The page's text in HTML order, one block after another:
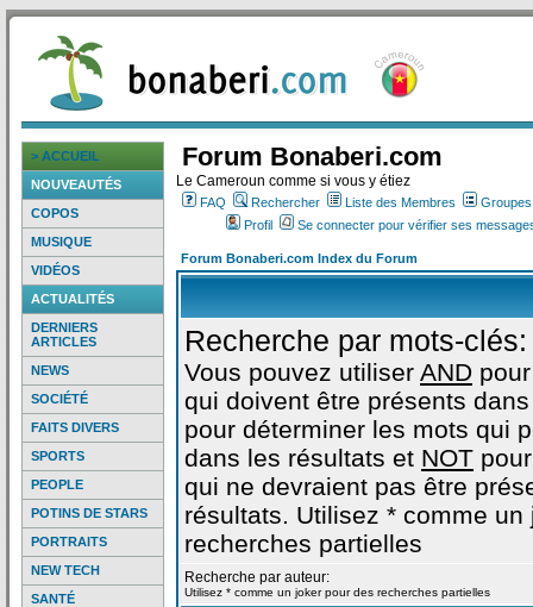
> ACCUEIL
NOUVEAUTÉS
COPOS
MUSIQUE
VIDÉOS
ACTUALITÉS
DERNIERS
ARTICLES
NEWS
SOCIÉTÉ
FAITS DIVERS
SPORTS
PEOPLE
POTINS DE STARS
PORTRAITS
NEW TECH
SANTÉ
Forum Bonaberi.com
Le Cameroun comme si vous y étiez
FAQ Rechercher Liste des Membres
Profil
Se connecter pour vérifier ses
Forum Bonaberi.com Index du Forum
Recherche par mots-clés:
Vous pouvez utiliser AND
qui doivent être présents
pour déterminer les mots qui
dans les résultats et NOT
qui ne devraient pas être
résultats. Utilisez * comme un
recherches partielles
Recherche par auteur:
Utilisez * comme un joker pour des recherches partielles